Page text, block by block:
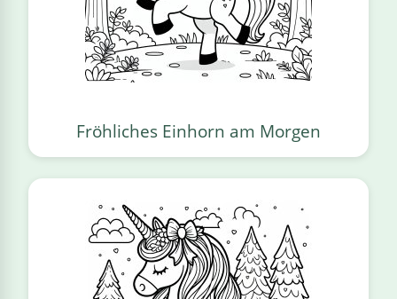
Fröhliches Einhorn am Morgen